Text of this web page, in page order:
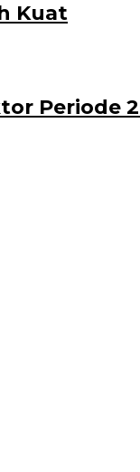
Kuat
Periode